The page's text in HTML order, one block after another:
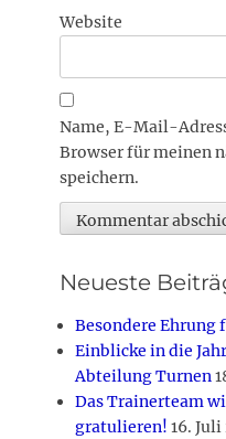
Website
Name, E-Mail-
Browser für meinen
speichern.
Neueste
Besondere Ehrung
Einblicke in die
Abteilung Turnen
Das Trainerteam
gratulieren! 16. Juli